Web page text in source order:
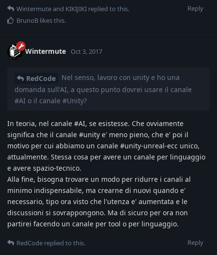
Reply
Wintermuteand KIKIJIKI replied to this.
BrunoB likes this.
Wintermute Oct 3, 2017
RedCode
Nel senso, lavoro con unity e ho una
domanda sull'AI, a questo punto dovrei usare il canale
#AI o il canale #Unity?
In teoria, nel canale #AI, se esistesse. Che ovviamente
significa che il canale #unity e' meno pieno, che e' poi il
motivo per cui abbiamo un canale #unity-unreal-ecc unico,
attualmente. Stessa cosa per avere un canale per linguaggio
e avere spazio-tecnico.
Alla fine, bisogna trovare un modo per ridurre i canali al
minimo indispensabile, ma crearne di nuovi quando e'
necessario, tipo ora visto che l'utenza e' aumentata e le
discussioni si sovrappongono. Ma di sicuro per ora non
partirei facendo un canale per tool o per linguaggio.
Reply
RedCode replied to this.